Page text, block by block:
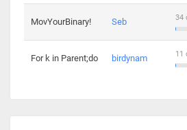
MovYourBinary! Seb 34
For k in Parent;do birdynam 11